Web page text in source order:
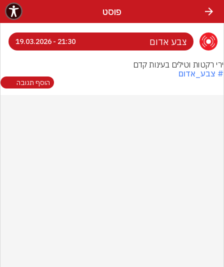
פוסט
צבע אדום 21:30 - 19.03.2026
ירי רקטות וטילים בעינות קדם
# צבע_אדום
הוסף תגובה